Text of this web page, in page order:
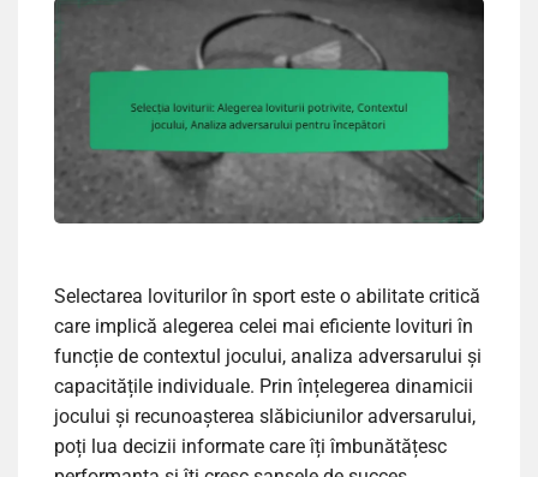
Selectarea loviturilor în sport este o abilitate critică
care implică alegerea celei mai eficiente lovituri în
funcție de contextul jocului, analiza adversarului și
capacitățile individuale. Prin înțelegerea dinamicii
jocului și recunoașterea slăbiciunilor adversarului,
poți lua decizii informate care îți îmbunătățesc